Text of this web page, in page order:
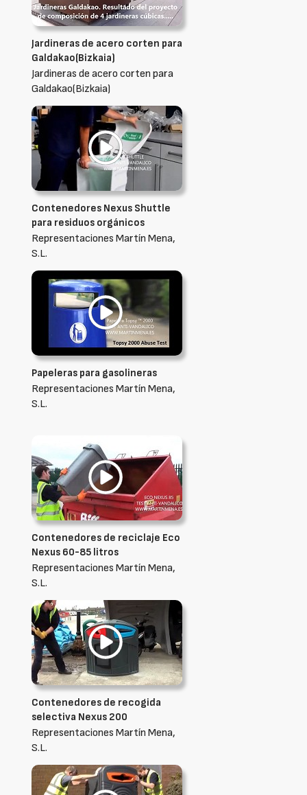
Jardineras de acero corten para
Galdakao(Bizkaia)
Jardineras de acero corten para
Galdakao(Bizkaia)
Contenedores Nexus Shuttle
para residuos orgánicos
Representaciones Martín Mena,
S.L.
Papeleras para gasolineras
Representaciones Martín Mena,
S.L.
Contenedores de reciclaje Eco
Nexus 60-85 litros
Representaciones Martín Mena,
S.L.
Contenedores de recogida
selectiva Nexus 200
Representaciones Martín Mena,
S.L.